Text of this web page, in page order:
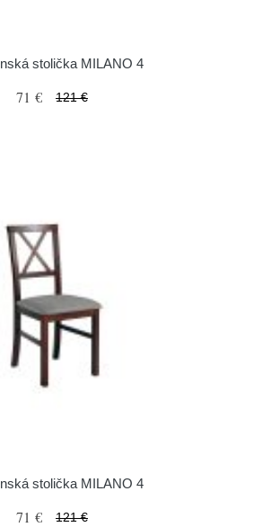
stolička MILANO 4
71 € 121 €
stolička MILANO 4
71 € 121 €